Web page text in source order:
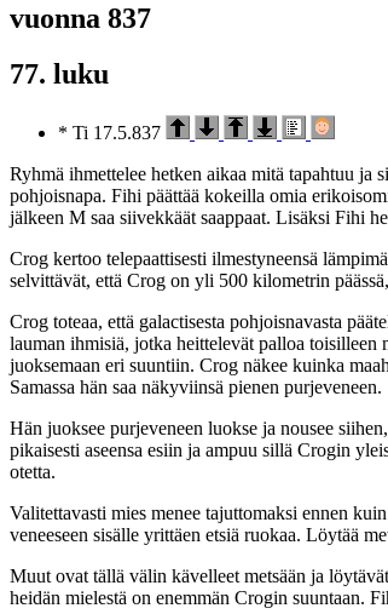
vuonna 837
77. luku
* Ti 17.5.837
Ryhmä ihmettelee hetken aikaa mitä tapahtuu ja
pohjoisnapa. Fihi päättää kokeilla omia
jälkeen M saa siivekkäät saappaat. Lisäksi Fihi
Crog kertoo telepaattisesti ilmestyneensä
selvittävät, että Crog on yli 500 kilometrin
Crog toteaa, että galactisesta pohjoisnavasta
lauman ihmisiä, jotka heittelevät palloa
juoksemaan eri suuntiin. Crog näkee kuinka
Samassa hän saa näkyviinsä pienen purjeveneen.
Hän juoksee purjeveneen luokse ja nousee
pikaisesti aseensa esiin ja ampuu sillä Crogin
otetta.
Valitettavasti mies menee tajuttomaksi ennen
veneeseen sisälle yrittäen etsiä ruokaa. Löytää
Muut ovat tällä välin kävelleet metsään ja
heidän mielestä on enemmän Crogin suuntaan.